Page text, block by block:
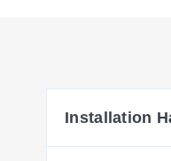
Installation